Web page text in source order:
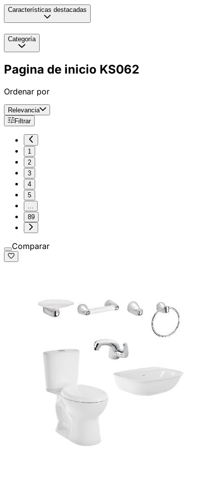
Características destacadas
Categoría
Pagina de inicio KS062
Ordenar por
Relevancia
Filtrar
1
2
3
4
5
89
Comparar